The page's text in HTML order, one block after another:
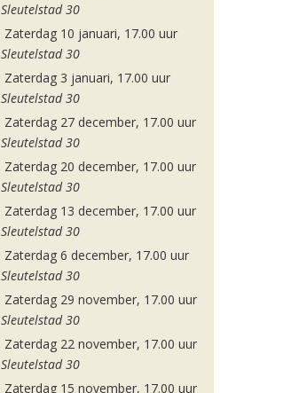
Sleutelstad 30
Zaterdag 10 januari, 17.00 uur
Sleutelstad 30
Zaterdag 3 januari, 17.00 uur
Sleutelstad 30
Zaterdag 27 december, 17.00 uur
Sleutelstad 30
Zaterdag 20 december, 17.00 uur
Sleutelstad 30
Zaterdag 13 december, 17.00 uur
Sleutelstad 30
Zaterdag 6 december, 17.00 uur
Sleutelstad 30
Zaterdag 29 november, 17.00 uur
Sleutelstad 30
Zaterdag 22 november, 17.00 uur
Sleutelstad 30
Zaterdag 15 november, 17.00 uur